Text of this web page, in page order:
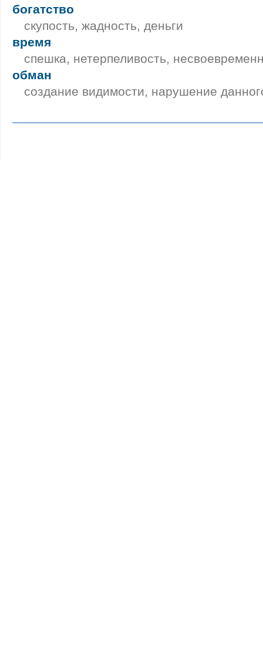
богатство
скупость, жадность, деньги
время
спешка, нетерпеливость,
обман
создание видимости, нарушение